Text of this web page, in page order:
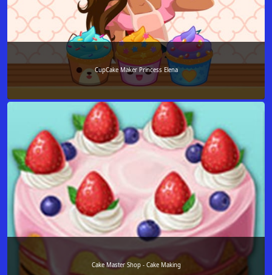
CupCake Maker Princess Elena
Cake Master Shop - Cake Making